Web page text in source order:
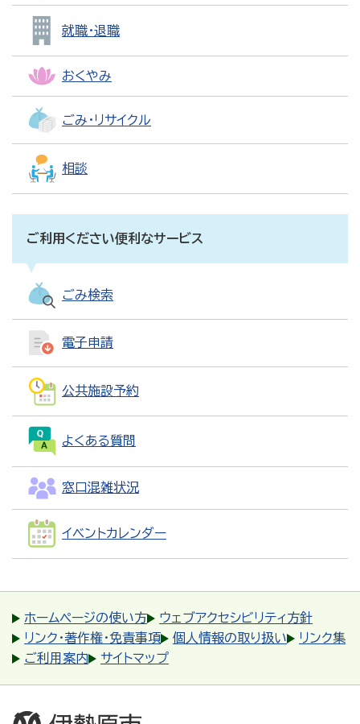
就職・退職
おくやみ
ごみ・リサイクル
相談
ご利用ください便利なサービス
ごみ検索
電子申請
公共施設予約
よくある質問
窓口混雑状況
イベントカレンダー
ホームページの使い方
ウェブアクセシビリティ方針
リンク・著作権・免責事項
個人情報の取り扱い
リンク集
ご利用案内
サイトマップ